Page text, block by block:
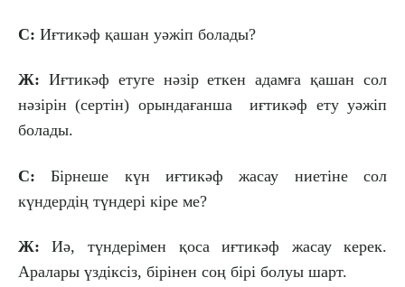
С: Иғтикәф қашан уәжіп болады?
Ж: Иғтикәф етуге нәзір еткен адамға қашан сол
нәзірін (сертін) орындағанша иғтикәф ету уәжіп
болады.
С:Бірнеше күн иғтикәф жасау ниетіне сол
күндердің түндері кіре ме?
Ж:Иә, түндерімен қоса иғтикәф жасау керек.
Аралары үздіксіз, бірінен соң бірі болуы шарт.